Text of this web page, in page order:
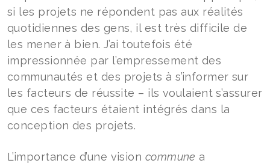
si les projets ne répondent pas aux réalités
quotidiennes des gens, il est très difficile de
les mener à bien. J’ai toutefois été
impressionnée par l’empressement des
communautés et des projets à s’informer sur
les facteurs de réussite – ils voulaient s’assurer
que ces facteurs étaient intégrés dans la
conception des projets.
L’importance d’une vision commune a